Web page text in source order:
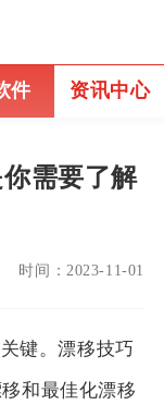
件 资讯中心
需要了解
时间： 2023-11-01
键。漂移技巧
和最佳化漂移